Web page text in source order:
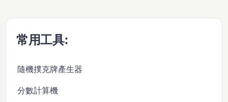
常用工具:
隨機撲克牌產生器
分數計算機